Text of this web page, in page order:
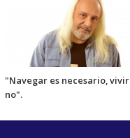
"Navegar es necesario, vivir
no".